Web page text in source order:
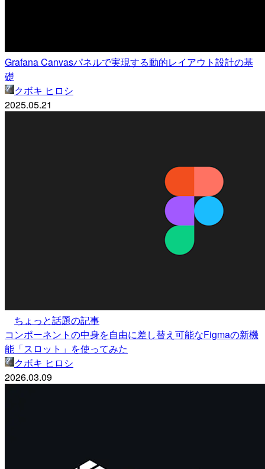
Grafana Canvasパネルで実現する動的レイアウト設計の基
礎
クボキ ヒロシ
2025.05.21
ちょっと話題の記事
コンポーネントの中身を自由に差し替え可能なFigmaの新機
能「スロット」を使ってみた
クボキ ヒロシ
2026.03.09